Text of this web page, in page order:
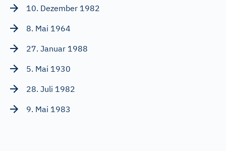
10. Dezember 1982
8. Mai 1964
27. Januar 1988
5. Mai 1930
28. Juli 1982
9. Mai 1983